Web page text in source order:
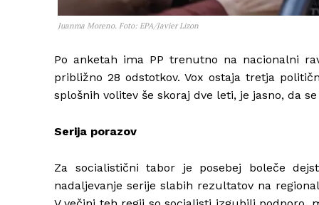
Juanma Moreno. Foto: EPA/Javier Lizon
Po anketah ima PP trenutno na nacionalni
približno 28 odstotkov. Vox ostaja tretja
splošnih volitev še skoraj dve leti, je jasno, da
Serija porazov
Za socialistični tabor je posebej boleče
nadaljevanje serije slabih rezultatov na